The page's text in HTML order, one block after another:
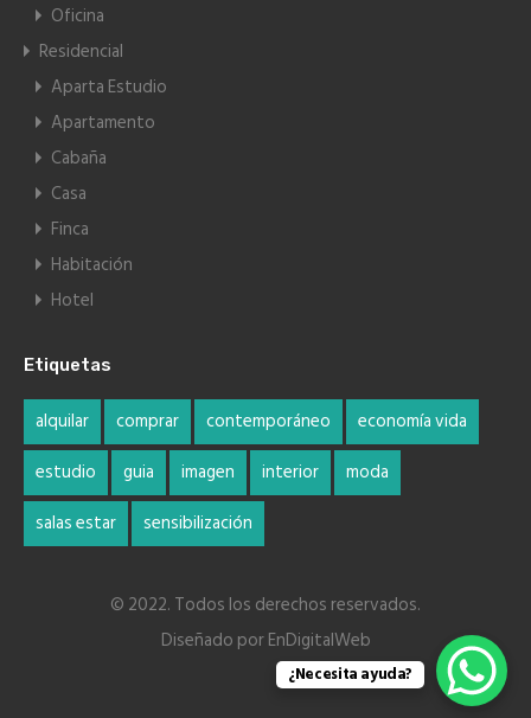
Oficina
Residencial
Aparta Estudio
Apartamento
Cabaña
Casa
Finca
Habitación
Hotel
Etiquetas
alquilar comprar contemporáneo
economía vida
estudio
guia imagen interior
moda
salas estar
sensibilización
© 2022. Todos los derechos reservados.
Diseñado porEnDigitalWeb
¿Necesita ayuda?